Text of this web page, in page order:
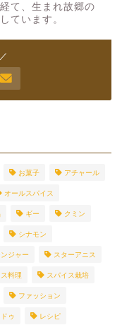
て、生まれ故郷の
ています。
お菓子 アチャール
オールスパイス
ギー クミン
シナモン
ンジャー スターアニス
料理 スパイス栽培
ファッション
ゥ レシピ